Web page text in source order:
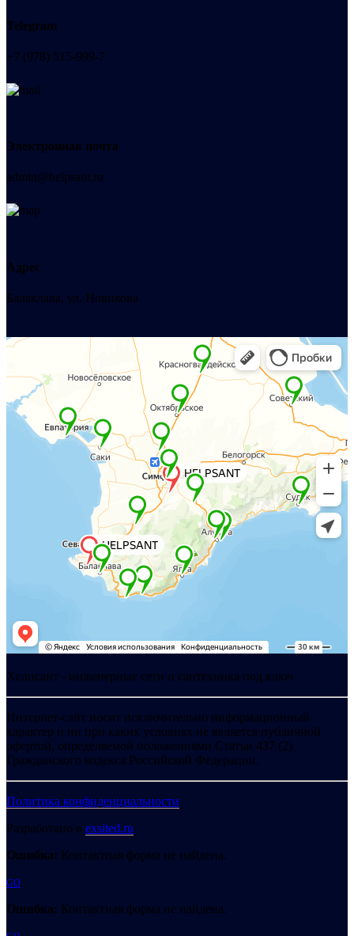
Telegram
+7 (978) 515-999-7
Электронная почта
admin@helpsant.ru
Адрес
Балаклава, ул. Новикова
Хелпсант - инженерные сети и сантехника под ключ
Интернет-сайт носит исключительно информационный
характер и ни при каких условиях не является публичной
офертой, определяемой положениями Статьи 437 (2)
Гражданского кодекса Российской Федерации.
Политика конфиденциальности
Разработано в exsited.ru
Ошибка: Контактная форма не найдена.
GO
Ошибка: Контактная форма не найдена.